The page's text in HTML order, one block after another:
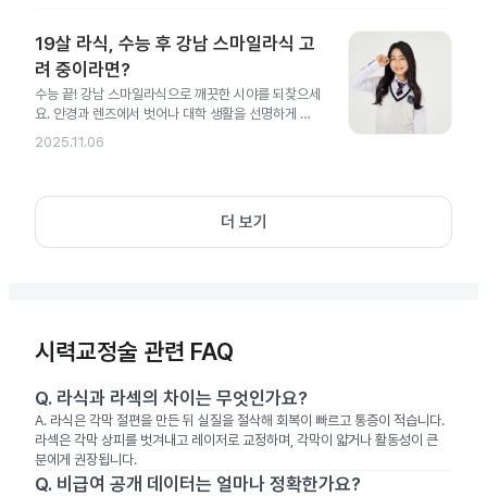
19살 라식, 수능 후 강남 스마일라식 고
려 중이라면?
수능 끝! 강남 스마일라식으로 깨끗한 시야를 되찾으세
요. 안경과 렌즈에서 벗어나 대학 생활을 선명하게 시
작해 보세요.
2025.11.06
더 보기
시력교정술 관련 FAQ
Q. 라식과 라섹의 차이는 무엇인가요?
A. 라식은 각막 절편을 만든 뒤 실질을 절삭해 회복이 빠르고 통증이 적습니다.
라섹은 각막 상피를 벗겨내고 레이저로 교정하며, 각막이 얇거나 활동성이 큰
분에게 권장됩니다.
Q. 비급여 공개 데이터는 얼마나 정확한가요?